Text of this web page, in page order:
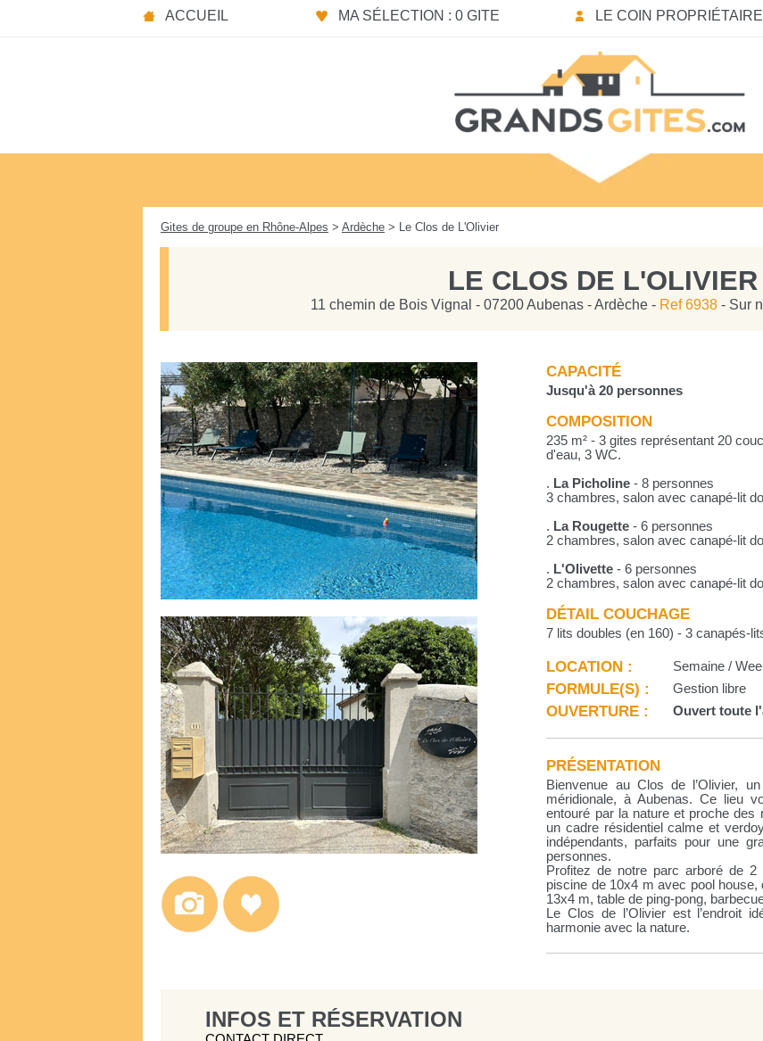
ACCUEIL MA SÉLECTION : 0 GITE LE COIN PROPRIÉTAIRE
Gites de groupe en Rhône-Alpes > Ardèche > Le Clos de L'Olivier
LE CLOS DE L'OLIVIER
11 chemin de Bois Vignal - 07200 Aubenas - Ardèche - Ref 6938 - Sur
CAPACITÉ
Jusqu'à 20 personnes
COMPOSITION
235 m² - 3 gites représentant 20
d'eau, 3 WC.
. La Picholine - 8 personnes
3 chambres, salon avec canapé-lit
. La Rougette- 6 personnes
2 chambres, salon avec canapé-lit
. L'Olivette - 6 personnes
2 chambres, salon avec canapé-lit
DÉTAIL COUCHAGE
7 lits doubles (en 160) - 3 canapés-
LOCATION : Semaine /
FORMULE(S) : Gestion libre
OUVERTURE : Ouvert toute
PRÉSENTATION
Bienvenue au Clos de l’Olivier,
méridionale, à Aubenas. Ce lieu
entouré par la nature et proche des
un cadre résidentiel calme et
indépendants, parfaits pour une
personnes.
Profitez de notre parc arboré de 2
piscine de 10x4 m avec pool house,
13x4 m, table de ping-pong,
Le Clos de l’Olivier est l’endroit
harmonie avec la nature.
INFOS ET RÉSERVATION
Panneau de gestion des cookies